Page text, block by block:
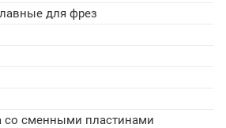
для фрез
со сменными пластинами